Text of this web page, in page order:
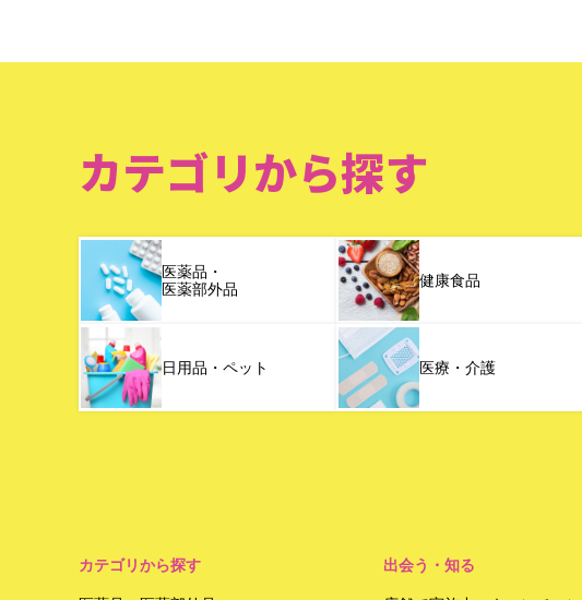
カテゴリから探す
医薬品・
医薬部外品
健康食品
日用品・ペット 医療・介護
カテゴリから探す 出会う・知る